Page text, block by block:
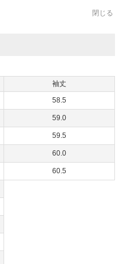
閉じる
袖丈
58.5
59.0
59.5
60.0
60.5